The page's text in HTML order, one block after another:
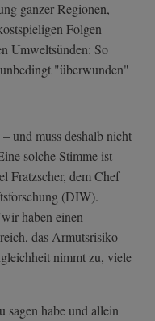
ganzer Regionen,
Folgen
Umweltsünden: So
"überwunden"
und muss deshalb nicht
solche Stimme ist
Fratzscher, dem Chef
(DIW).
haben einen
das Armutsrisiko
nimmt zu, viele
sagen habe und allein